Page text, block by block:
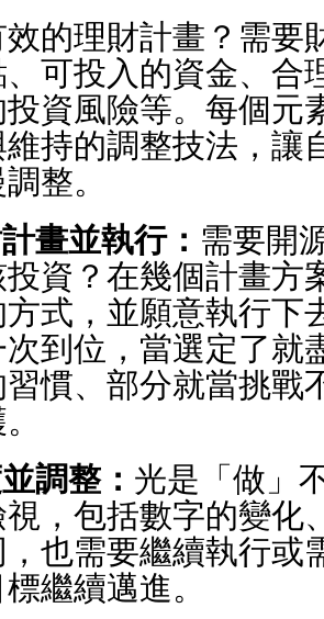
的理財計畫？需要
可投入的資金、合
資風險等。每個元
持的調整技法，讓
整。
畫並執行： 需要開
資？在幾個計畫方
式，並願意執行下
到位，當選定了就
慣、部分就當挑戰
調整： 光是「做」
，包括數字的變化
也需要繼續執行或
繼續邁進。